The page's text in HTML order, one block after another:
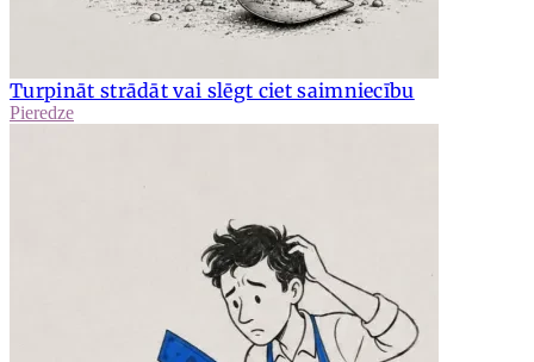
Turpināt strādāt vai slēgt ciet saimniecību
Pieredze